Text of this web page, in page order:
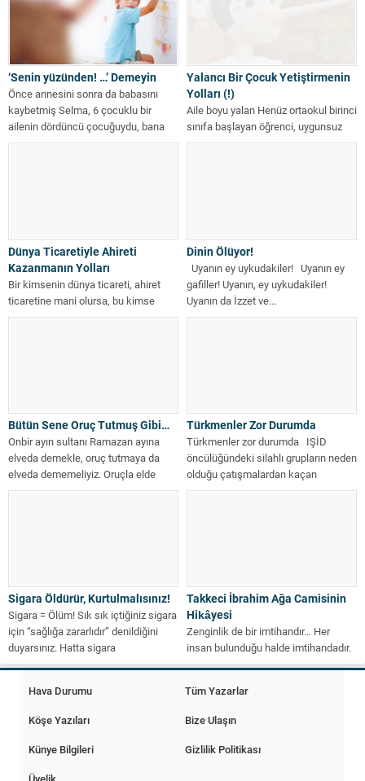
‘Senin yüzünden! …’ Demeyin
Önce annesini sonra da babasını
kaybetmiş Selma, 6 çocuklu bir
ailenin dördüncü çocuğuydu, bana
geldiğinde...
Yalancı Bir Çocuk Yetiştirmenin
Yolları (!)
Aile boyu yalan Henüz ortaokul birinci
sınıfa başlayan öğrenci, uygunsuz
söz ve davranışlarıyla arkadaşlarını,
Dünya Ticaretiyle Ahireti
Kazanmanın Yolları
Bir kimsenin dünya ticareti, ahiret
ticaretine mani olursa, bu kimse
bedbahttır, zavallıdır. Topraktan
Dinin Ölüyor!
Uyanın ey uykudakiler! Uyanın ey
gafiller! Uyanın, ey uykudakiler!
Uyanın da İzzet ve...
Bütün Sene Oruç Tutmuş Gibi…
Onbir ayın sultanı Ramazan ayına
elveda demekle, oruç tutmaya da
elveda dememeliyiz. Oruçla elde
ettiğimiz...
Türkmenler Zor Durumda
Türkmenler zor durumda IŞİD
öncülüğündeki silahlı grupların neden
olduğu çatışmalardan kaçan
Türkmen aileler, sığındıkları...
Sigara Öldürür, Kurtulmalısınız!
Sigara = Ölüm! Sık sık içtiğiniz sigara
için “sağlığa zararlıdır” denildiğini
duyarsınız. Hatta sigara
paketlerinin...
Takkeci İbrahim Ağa Camisinin
Hikâyesi
Zenginlik de bir imtihandır… Her
insan bulunduğu halde imtihandadır.
Yoksul, yoksulluk halinde imtihanda;
Hava Durumu
Tüm Yazarlar
Köşe Yazıları
Bize Ulaşın
Künye Bilgileri
Gizlilik Politikası